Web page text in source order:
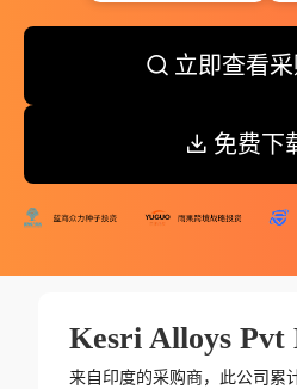
立即查看
免费下
Kesri Alloys Pvt
来自印度的采购商，此公司累